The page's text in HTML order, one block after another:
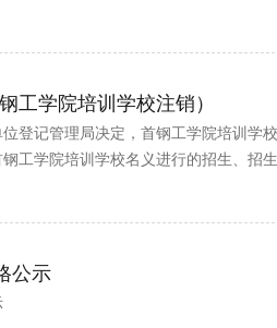
工学院培训学校注销）
登记管理局决定，首钢工学院培训学
工学院培训学校名义进行的招生、招
公示